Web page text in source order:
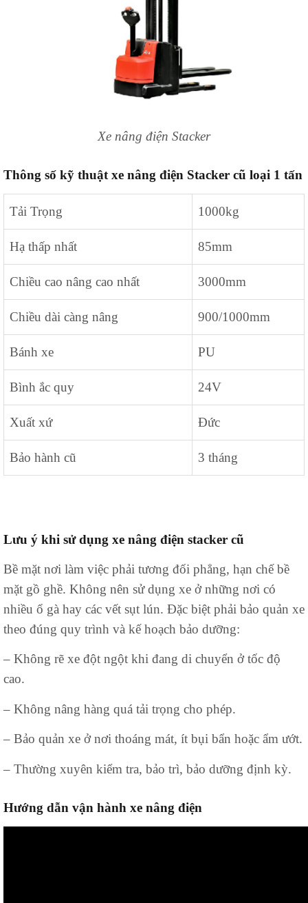
Xe nâng điện Stacker
Thông số kỹ thuật xe nâng điện Stacker cũ loại 1 tấn
Tải Trọng 1000kg
Hạ thấp nhất 85mm
Chiều cao nâng cao nhất 3000mm
Chiều dài càng nâng 900/1000mm
Bánh xe PU
Bình ắc quy 24V
Xuất xứ Đức
Bảo hành cũ 3 tháng
Lưu ý khi sử dụng xe nâng điện stacker cũ
Bề mặt nơi làm việc phải tương đối phẳng, hạn chế bề
mặt gồ ghề. Không nên sử dụng xe ở những nơi có
nhiều ổ gà hay các vết sụt lún. Đặc biệt phải bảo quản xe
theo đúng quy trình và kế hoạch bảo dưỡng:
– Không rẽ xe đột ngột khi đang di chuyển ở tốc độ
cao.
– Không nâng hàng quá tải trọng cho phép.
– Bảo quản xe ở nơi thoáng mát, ít bụi bẩn hoặc ẩm ướt.
– Thường xuyên kiểm tra, bảo trì, bảo dưỡng định kỳ.
Hướng dẫn vận hành xe nâng điện